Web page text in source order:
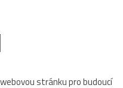
stránku pro budoucí